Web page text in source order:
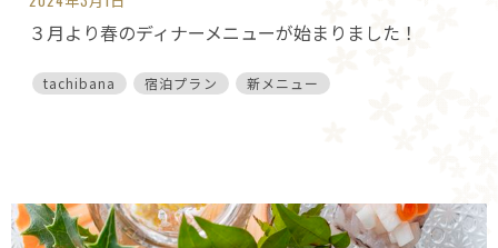
３月より春のディナーメニューが始まりました！
tachibana 宿泊プラン 新メニュー